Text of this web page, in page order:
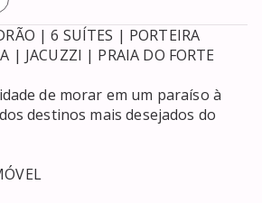
| 6 SUÍTES | PORTEIRA
| JACUZZI | PRAIA DO FORTE
de morar em um paraíso à
destinos mais desejados do